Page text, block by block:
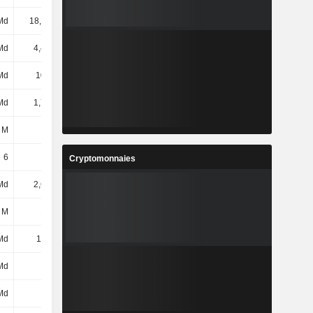
18,11 Md
4,42 Md
106 Md
1,72 Md
6 -
2,64 Md
118 Md
Cryptomonnaies